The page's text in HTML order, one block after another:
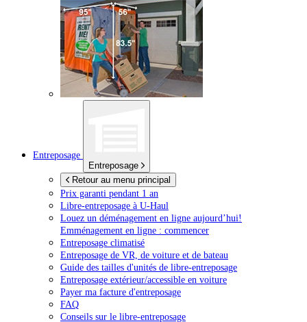
Entreposage
Entreposage
Retour au menu principal
Prix garanti pendant 1 an
Libre-entreposage à U-Haul
Louez un déménagement en ligne aujourd’hui!
Emménagement en ligne : commencer
Entreposage climatisé
Entreposage de VR, de voiture et de bateau
Guide des tailles d'unités de libre-entreposage
Entreposage extérieur/accessible en voiture
Payer ma facture d'entreposage
FAQ
Conseils sur le libre-entreposage